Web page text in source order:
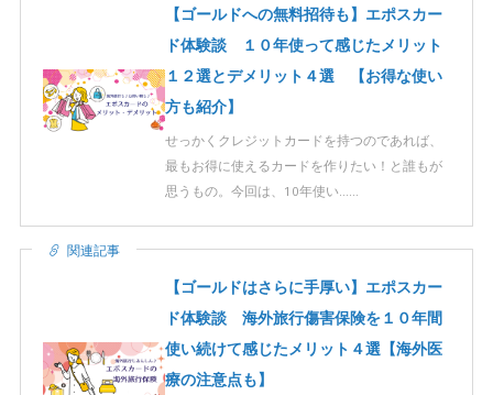
【ゴールドへの無料招待も】エポスカー
ド体験談 １０年使って感じたメリット
１２選とデメリット４選 【お得な使い
方も紹介】
せっかくクレジットカードを持つのであれば、
最もお得に使えるカードを作りたい！と誰もが
思うもの。今回は、10年使い……
関連記事
【ゴールドはさらに手厚い】エポスカー
ド体験談 海外旅行傷害保険を１０年間
使い続けて感じたメリット４選【海外医
療の注意点も】